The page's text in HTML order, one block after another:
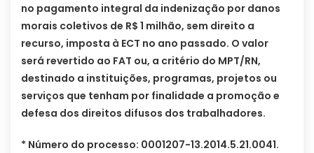
no pagamento integral da indenização por danos
morais coletivos de R$ 1 milhão, sem direito a
recurso, imposta à ECT no ano passado. O valor
será revertido ao FAT ou, a critério do MPT/RN,
destinado a instituições, programas, projetos ou
serviços que tenham por finalidade a promoção e
defesa dos direitos difusos dos trabalhadores.
* Número do processo: 0001207-13.2014.5.21.0041.